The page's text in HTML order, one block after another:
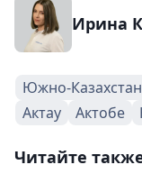
Ирина
Южно-
Актау
Актобе
Читайте